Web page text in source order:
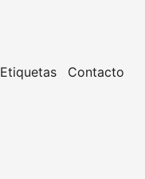
Etiquetas Contacto